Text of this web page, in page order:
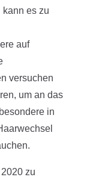
kann es zu
auf
versuchen
um an das
in
zu